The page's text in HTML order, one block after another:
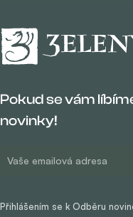
Pokud se vám
novinky!
Přihlášením se k Odběru